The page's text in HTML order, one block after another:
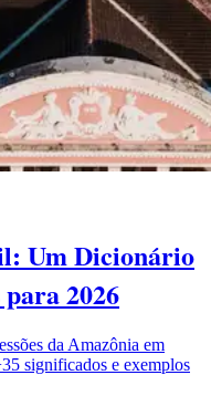
Um Dicionário
2026
da Amazônia em
significados e exemplos